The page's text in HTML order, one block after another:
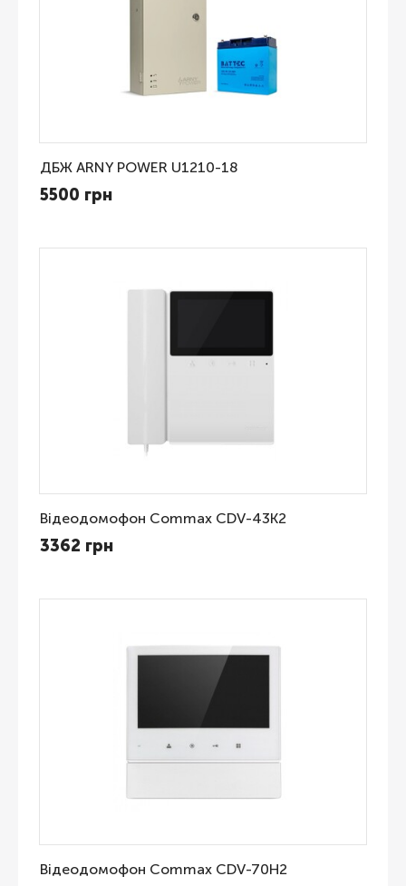
ДБЖ ARNY POWER U1210-18
5500 грн
Відеодомофон Commax CDV-43K2
3362 грн
Відеодомофон Commax CDV-70H2